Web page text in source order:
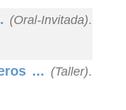
(Oral-Invitada).
... (Taller).